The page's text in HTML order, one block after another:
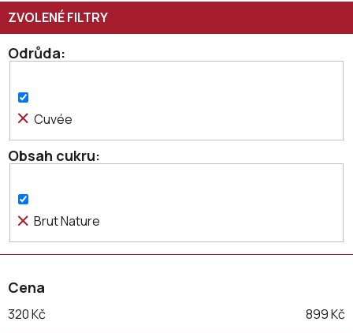
p
r
o
u
t
ů
Odrůda
Cuvée
Obsah cukru
Brut Nature
Cena
320Kč 899Kč